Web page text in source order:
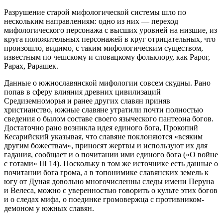
Разрушение старой мифологической системы шло по
нескольким направлениям: одно из них — переход
мифологического персонажа с высших уровней на низшие, из
круга положительных персонажей в круг отрицательных, что
произошло, видимо, с таким мифологическим существом,
известным по чешскому и словацкому фольклору, как Рарог,
Рарах, Рарашек.
Данные о южнославянской мифологии совсем скудны. Рано
попав в сферу влияния древних цивилизаций
Средиземноморья и ранее других славян приняв
христианство, южные славяне утратили почти полностью
сведения о былом составе своего языческого пантеона богов.
Достаточно рано возникла идея единого бога, Прокопий
Кесарийский указывая, что славяне поклоняются «всяким
другим божествам», приносят жертвы и используют их для
гадания, сообщает и о почитании ими единого бога («О войне
с готами» III 14). Поскольку в том же источнике есть данные о
почитании бога грома, а в топонимике славянских земель к
югу от Дуная довольно многочисленны следы имени Перуна
и Велеса, можно с уверенностью говорить о культе этих богов
и о следах мифа, о поединке громовержца с противником-
демоном у южных славян.